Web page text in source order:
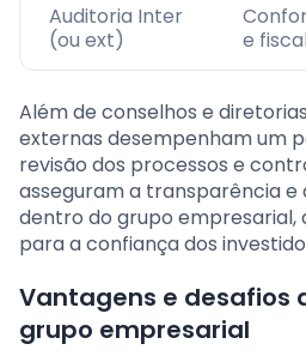
Auditoria Inter
(ou ext)
e
Além de conselhos e
externas desempenham um
revisão dos processos e
asseguram a transparência e
dentro do grupo empresarial,
para a confiança dos
Vantagens e desafios
grupo empresarial